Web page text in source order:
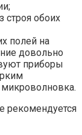
строя обоих
полей на
довольно
приборы
микроволновка.
рекомендуется